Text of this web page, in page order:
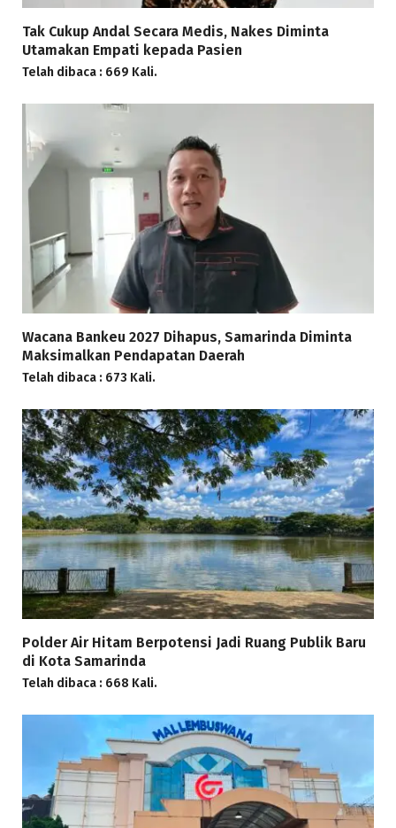
Tak Cukup Andal Secara Medis, Nakes Diminta
Utamakan Empati kepada Pasien
Telah dibaca : 669 Kali.
Wacana Bankeu 2027 Dihapus, Samarinda Diminta
Maksimalkan Pendapatan Daerah
Telah dibaca : 673 Kali.
Polder Air Hitam Berpotensi Jadi Ruang Publik Baru
di Kota Samarinda
Telah dibaca : 668 Kali.